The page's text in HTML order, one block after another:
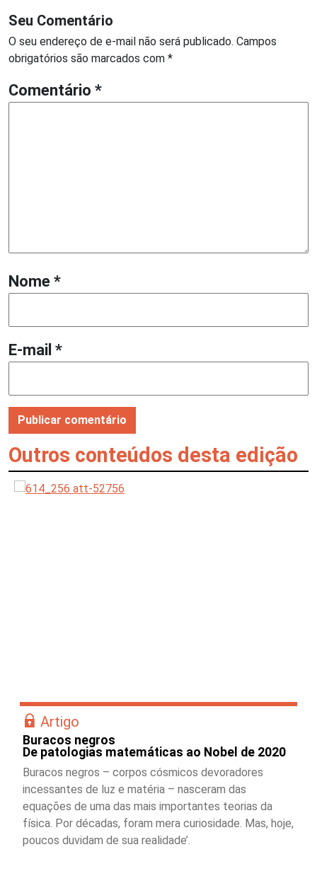
Seu Comentário
O seu endereço de e-mail não será publicado. Campos
obrigatórios são marcados com *
Comentário *
Nome *
E-mail *
Outros conteúdos desta edição
Artigo
Buracos negros
De patologias matemáticas ao Nobel de 2020
Buracos negros – corpos cósmicos devoradores
incessantes de luz e matéria – nasceram das
equações de uma das mais importantes teorias da
física. Por décadas, foram mera curiosidade. Mas, hoje,
poucos duvidam de sua realidade’.